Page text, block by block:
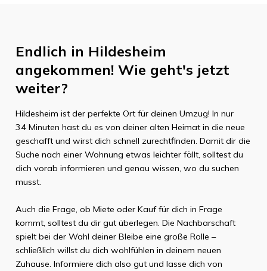
Endlich in Hildesheim
angekommen! Wie geht's jetzt
weiter?
Hildesheim ist der perfekte Ort für deinen Umzug! In nur
34 Minuten hast du es von deiner alten Heimat in die neue
geschafft und wirst dich schnell zurechtfinden. Damit dir die
Suche nach einer Wohnung etwas leichter fällt, solltest du
dich vorab informieren und genau wissen, wo du suchen
musst.
Auch die Frage, ob Miete oder Kauf für dich in Frage
kommt, solltest du dir gut überlegen. Die Nachbarschaft
spielt bei der Wahl deiner Bleibe eine große Rolle –
schließlich willst du dich wohlfühlen in deinem neuen
Zuhause. Informiere dich also gut und lasse dich von